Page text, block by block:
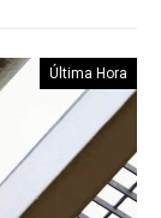
Última Hora